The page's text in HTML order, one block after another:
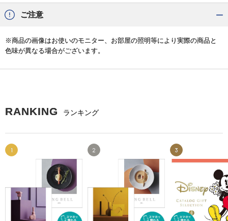
ご注意
※商品の画像はお使いのモニター、お部屋の照明等により実際の商品と
色味が異なる場合がございます。
RANKING ランキング
1 2 3